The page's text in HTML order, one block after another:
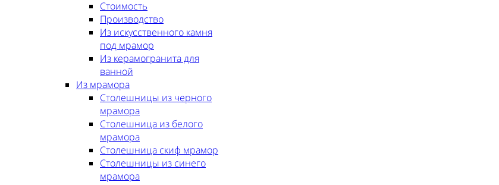
Стоимость
Производство
Из искусственного камня
под мрамор
Из керамогранита для
ванной
Из мрамора
Столешницы из черного
мрамора
Столешница из белого
мрамора
Столешница скиф мрамор
Столешницы из синего
мрамора